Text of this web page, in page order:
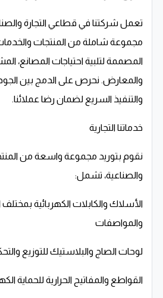
تعمل شركتنا في قطاعي التجارة
مجموعة شاملة من المنتجات والخدمات
المصممة لتلبية احتياجات المصانع،
والمعارض. نحرص على الدمج بين الجودة
والتنفيذ السريع لضمان رضا عملائنا.
خدماتنا التجارية
نقوم بتوريد مجموعة واسعة من
والصناعية، تشمل:
الأسلاك والكابلات الكهربائية
والمواصفات
لوحات الصاج والبلاستيك للتوزيع
القواطع والمفاتيح الحرارية للحماية